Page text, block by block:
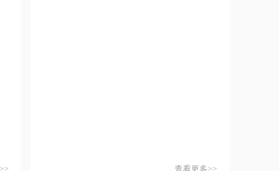
查看更多>>